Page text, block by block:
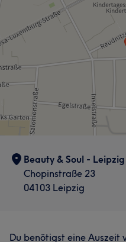
Beauty & Soul - Leipzig
Chopinstraße 23
04103 Leipzig
Du benötigst eine Auszeit